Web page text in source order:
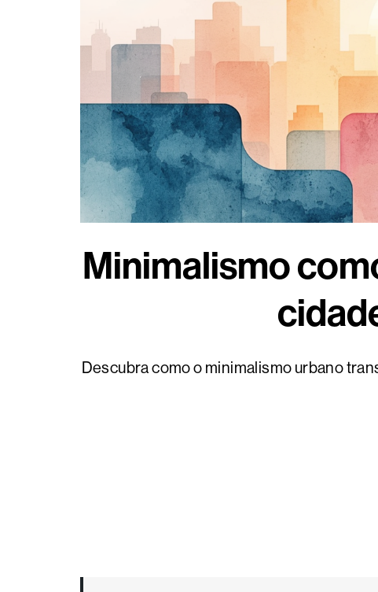
Minimalismo
Descubra como o minimalismo urbano